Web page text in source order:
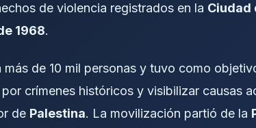
de violencia registrados en la Ciudad
1968.
de 10 mil personas y tuvo como
crímenes históricos y visibilizar causas
de Palestina. La movilización partió de la